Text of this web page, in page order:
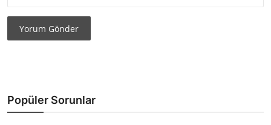
Yorum Gönder
Popüler Sorunlar